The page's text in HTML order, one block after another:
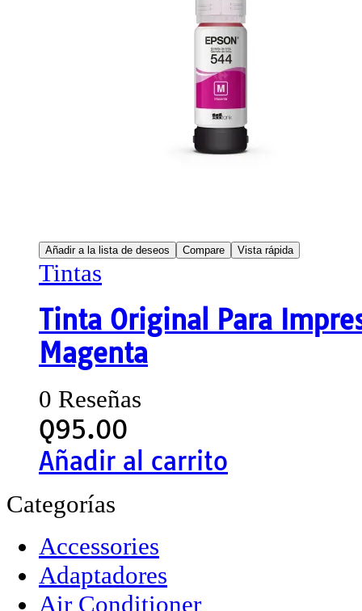
Añadir a la lista de deseos Compare Vista rápida
Tintas
Tinta Original Para
Magenta
0 Reseñas
Q95.00
Añadir al carrito
Categorías
Accessories
Adaptadores
Air Conditioner